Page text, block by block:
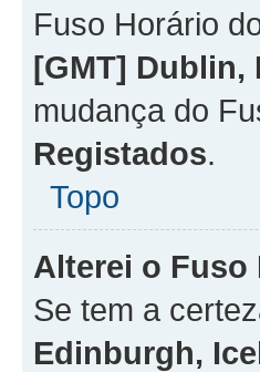
Fuso Horário
[GMT] Dublin,
mudança do
Registados.
Topo
Alterei o Fuso
Se tem a
Edinburgh,